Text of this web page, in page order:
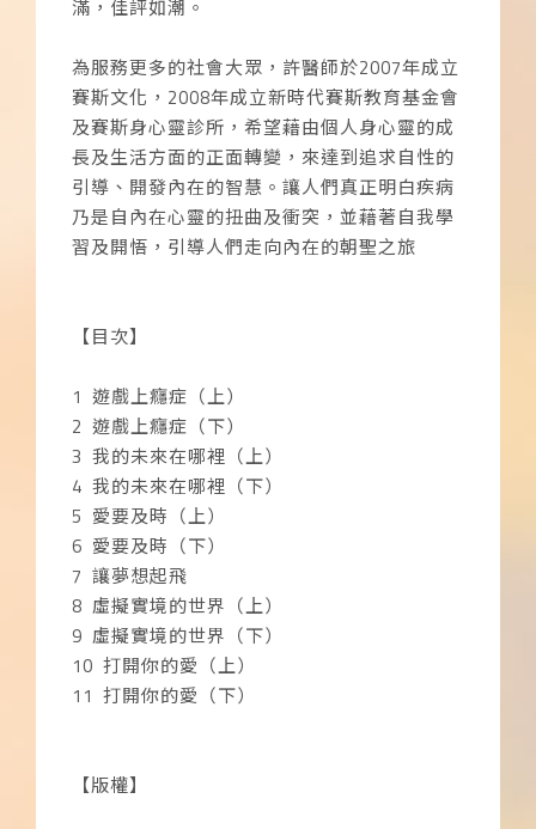
滿，佳評如潮。
為服務更多的社會大眾，許醫師於2007年成立
賽斯文化，2008年成立新時代賽斯教育基金會
及賽斯身心靈診所，希望藉由個人身心靈的成
長及生活方面的正面轉變，來達到追求自性的
引導、開發內在的智慧。讓人們真正明白疾病
乃是自內在心靈的扭曲及衝突，並藉著自我學
習及開悟，引導人們走向內在的朝聖之旅
【目次】
1 遊戲上癮症（上）
2 遊戲上癮症（下）
3 我的未來在哪裡（上）
4 我的未來在哪裡（下）
5 愛要及時（上）
6 愛要及時（下）
7 讓夢想起飛
8 虛擬實境的世界（上）
9 虛擬實境的世界（下）
10 打開你的愛（上）
11 打開你的愛（下）
【版權】